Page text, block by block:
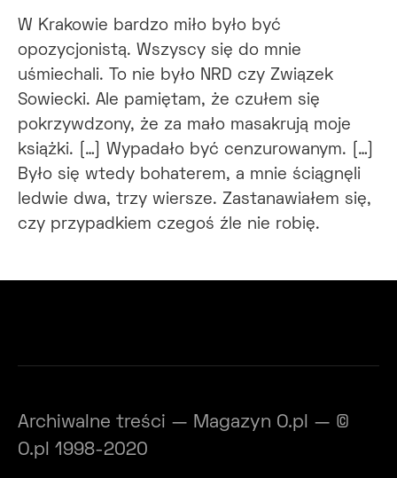
W Krakowie bardzo miło było być
opozycjonistą. Wszyscy się do mnie
uśmiechali. To nie było NRD czy Związek
Sowiecki. Ale pamiętam, że czułem się
pokrzywdzony, że za mało masakrują moje
książki. […] Wypadało być cenzurowanym. […]
Było się wtedy bohaterem, a mnie ściągnęli
ledwie dwa, trzy wiersze. Zastanawiałem się,
czy przypadkiem czegoś źle nie robię.
Archiwalne treści — Magazyn O.pl — ©
O.pl 1998-2020